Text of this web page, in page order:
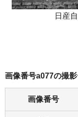
日産
画像番号a077の撮影
画像番号